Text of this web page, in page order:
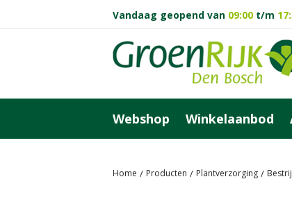
Home Producten Plantverzorging
Vandaag geopend van 09:00 t/m
Webshop Winkelaanbod